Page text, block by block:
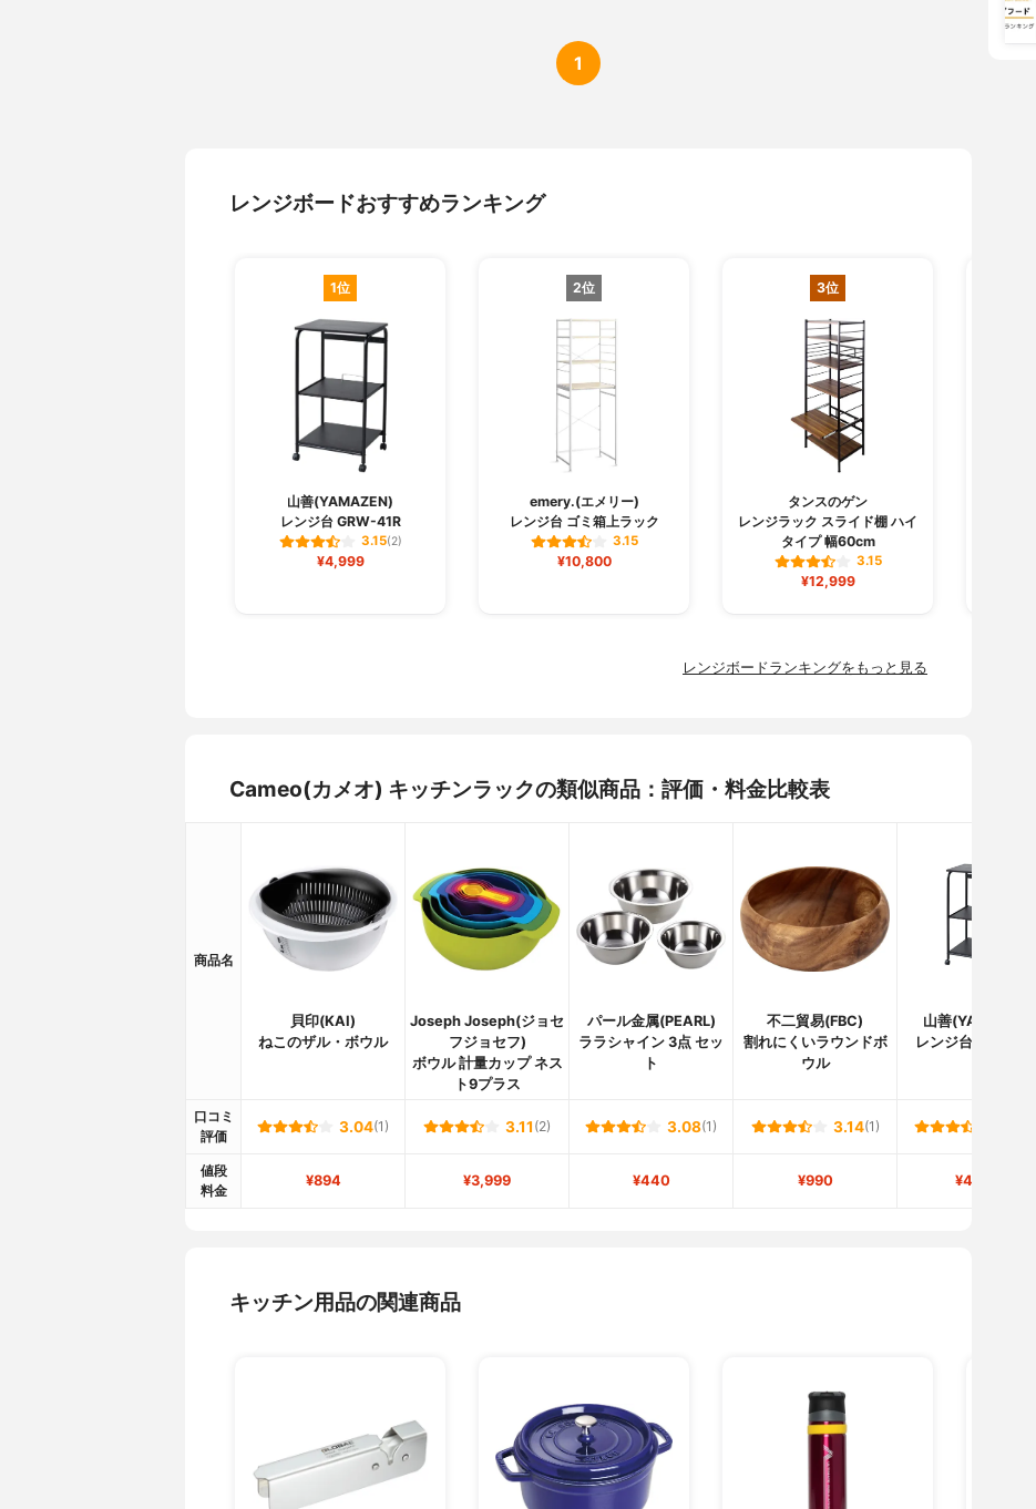
1
レンジボードおすすめランキング
1位
山善(YAMAZEN)
レンジ台 GRW-41R
3.15(2)
¥4,999
2位
emery.(エメリー)
レンジ台 ゴミ箱上ラック
3.15
¥10,800
3位
タンスのゲン
レンジラック スライド棚 ハイ
タイプ 幅60cm
3.15
¥12,999
レンジボードランキングをもっと見る
Cameo(カメオ) キッチンラックの類似商品：評価・料金比較表
商品名
貝印(KAI)
ねこのザル・ボウル
Joseph Joseph(ジョセ
フジョセフ)
ボウル 計量カップ ネス
ト9プラス
パール金属(PEARL)
ララシャイン 3点 セッ
ト
不二貿易(FBC)
割れにくいラウンドボ
ウル
山善(YAMAZEN)
レンジ台 GRW-41R
口コミ
評価
3.04(1) 3.11 (2) 3.08(1) 3.14(1)
値段
料金
¥894 ¥3,999 ¥440 ¥990 ¥4,999
キッチン用品の関連商品